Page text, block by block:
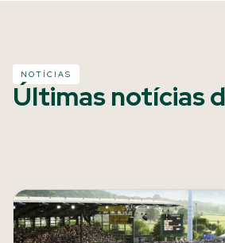
NOTÍCIAS
Últimas notícias